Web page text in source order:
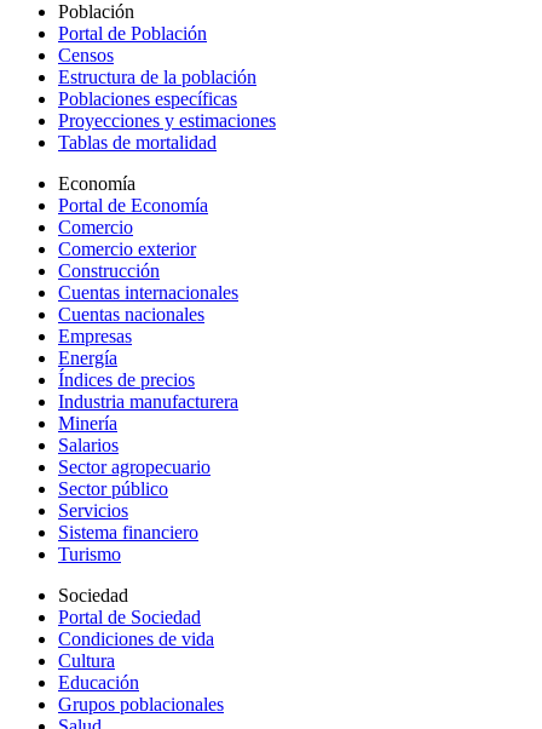
Población
Portal de Población
Censos
Estructura de la población
Poblaciones específicas
Proyecciones y estimaciones
Tablas de mortalidad
Economía
Portal de Economía
Comercio
Comercio exterior
Construcción
Cuentas internacionales
Cuentas nacionales
Empresas
Energía
Índices de precios
Industria manufacturera
Minería
Salarios
Sector agropecuario
Sector público
Servicios
Sistema financiero
Turismo
Sociedad
Portal de Sociedad
Condiciones de vida
Cultura
Educación
Grupos poblacionales